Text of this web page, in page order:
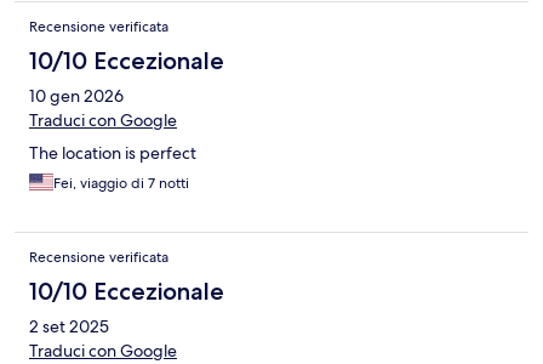
Recensione verificata
10/10 Eccezionale
10 gen 2026
Traduci con Google
The location is perfect
Fei, viaggio di 7 notti
Recensione verificata
10/10 Eccezionale
2 set 2025
Traduci con Google